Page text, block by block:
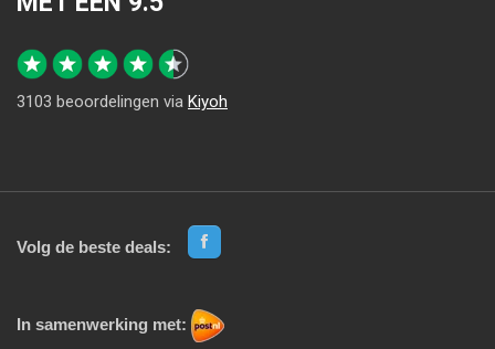
3103 beoordelingen via Kiyoh
Volg de beste deals:
In samenwerking met: